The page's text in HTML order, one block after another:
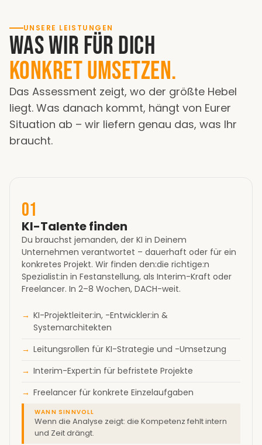
UNSERE LEISTUNGEN
Was wir für Dich
konkret umsetzen.
Das Assessment zeigt, wo der größte Hebel
liegt. Was danach kommt, hängt von Eurer
Situation ab – wir liefern genau das, was Ihr
braucht.
01
KI-Talente finden
Du brauchst jemanden, der KI in Deinem
Unternehmen verantwortet – dauerhaft oder für ein
konkretes Projekt. Wir finden den:die richtige:n
Spezialist:in in Festanstellung, als Interim-Kraft oder
Freelancer. In 2–8 Wochen, DACH-weit.
KI-Projektleiter:in, -Entwickler:in &
Systemarchitekten
Leitungsrollen für KI-Strategie und -Umsetzung
Interim-Expert:in für befristete Projekte
Freelancer für konkrete Einzelaufgaben
WANN SINNVOLL
Wenn die Analyse zeigt: die Kompetenz fehlt intern
und Zeit drängt.